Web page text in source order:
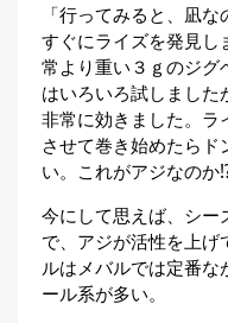
「行ってみると、凪
すぐにライズを発見し
常より重い３ｇのジグ
はいろいろ試しまし
非常に効きました。ラ
させて巻き始めたら
い。これがアジなのか
今にして思えば、シー
で、アジが活性を上
ルはメバルでは定番
ール系が多い。